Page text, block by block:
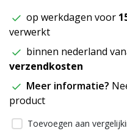
op werkdagen voor
verwerkt
binnen nederland
verzendkosten
Meer informatie?
product
Toevoegen aan